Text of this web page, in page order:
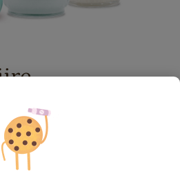
366.30lei
vă rugăm să vă